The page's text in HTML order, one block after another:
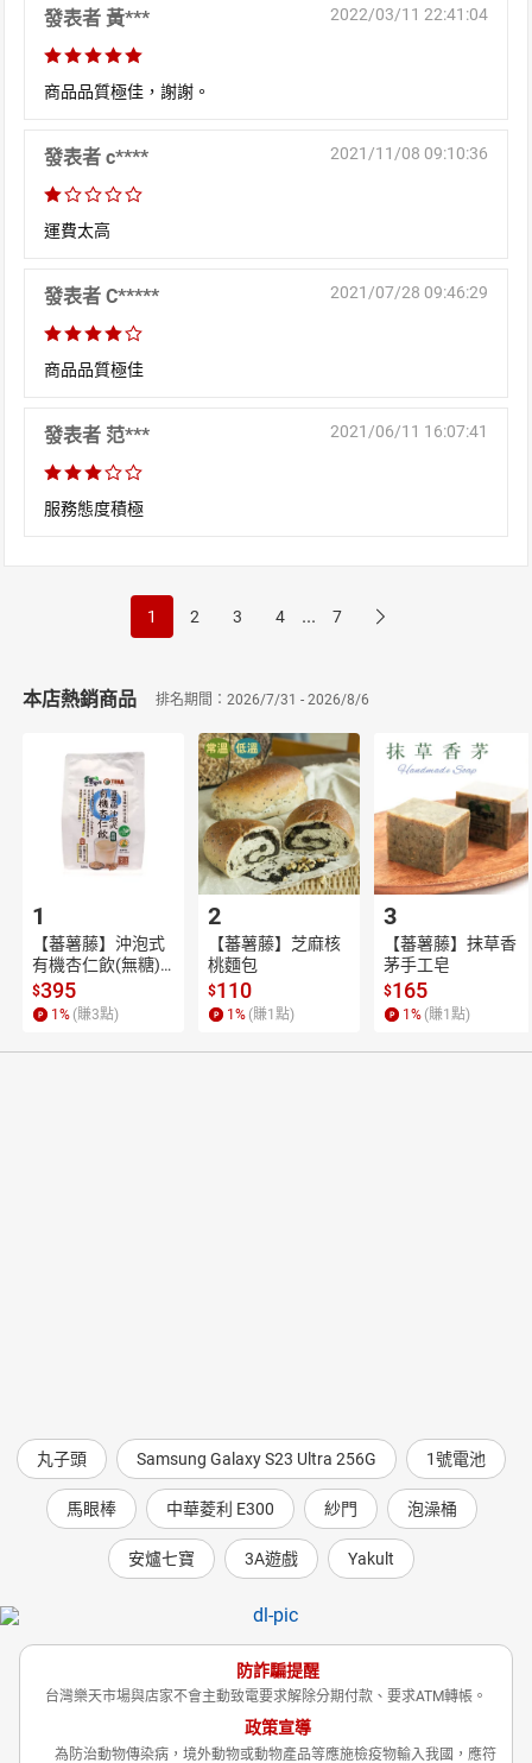
發表者 黃*** 2022/03/11 22:41:04
商品品質極佳，謝謝。
發表者 c**** 2021/11/08 09:10:36
運費太高
發表者 C***** 2021/07/28 09:46:29
商品品質極佳
發表者 范*** 2021/06/11 16:07:41
服務態度積極
1 2 3 4 ... 7
本店熱銷商品 排名期間：2026/7/31 - 2026/8/6
1
【蕃薯藤】沖泡式
有機杏仁飲(無糖)2
50g
$395
1 % (賺3點)
2
【蕃薯藤】芝麻核
桃麵包
$110
1 % (賺1 點)
3
【蕃薯藤】抹草香
茅手工皂
$165
1 % (賺1 點)
丸子頭 Samsung Galaxy S23 Ultra 256G 1號電池
馬眼棒 中華菱利 E300 紗門 泡澡桶
安爐七寶 3A遊戲 Yakult
防詐騙提醒
台灣樂天市場與店家不會主動致電要求解除分期付款、要求ATM轉帳。
政策宣導
為防治動物傳染病，境外動物或動物產品等應施檢疫物輸入我國，應符